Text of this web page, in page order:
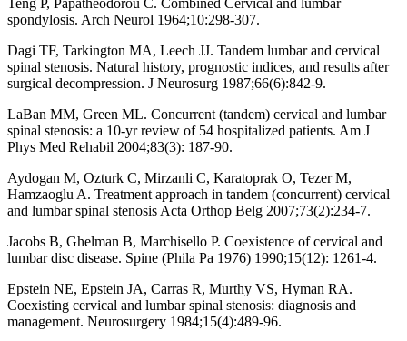
Teng P, Papatheodorou C. Combined Cervical and lumbar
spondylosis. Arch Neurol 1964;10:298-307.
Dagi TF, Tarkington MA, Leech JJ. Tandem lumbar and cervical
spinal stenosis. Natural history, prognostic indices, and results after
surgical decompression. J Neurosurg 1987;66(6):842-9.
LaBan MM, Green ML. Concurrent (tandem) cervical and lumbar
spinal stenosis: a 10-yr review of 54 hospitalized patients. Am J
Phys Med Rehabil 2004;83(3): 187-90.
Aydogan M, Ozturk C, Mirzanli C, Karatoprak O, Tezer M,
Hamzaoglu A. Treatment approach in tandem (concurrent) cervical
and lumbar spinal stenosis Acta Orthop Belg 2007;73(2):234-7.
Jacobs B, Ghelman B, Marchisello P. Coexistence of cervical and
lumbar disc disease. Spine (Phila Pa 1976) 1990;15(12): 1261-4.
Epstein NE, Epstein JA, Carras R, Murthy VS, Hyman RA.
Coexisting cervical and lumbar spinal stenosis: diagnosis and
management. Neurosurgery 1984;15(4):489-96.